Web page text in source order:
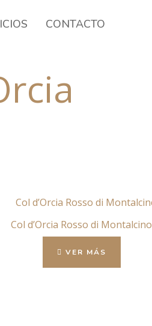
CONTACTO
Col d’Orcia Rosso di Montalcino
VER MÁS